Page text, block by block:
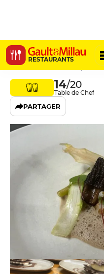
RESTAURANTS
La
2 Place De La Mairie,
14/20
Table de Chef
PARTAGER